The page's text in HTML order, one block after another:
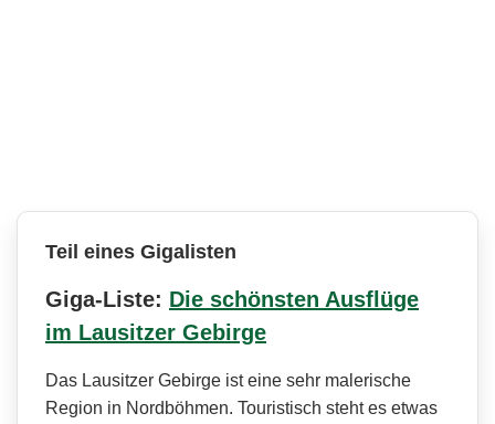
Teil eines Gigalisten
Giga-Liste: Die schönsten Ausflüge
im Lausitzer Gebirge
Das Lausitzer Gebirge ist eine sehr malerische
Region in Nordböhmen. Touristisch steht es etwas